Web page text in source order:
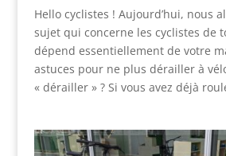
Hello cyclistes ! Aujourd’hui, nous
sujet qui concerne les cyclistes de
dépend essentiellement de votre
astuces pour ne plus dérailler à
« dérailler » ? Si vous avez déjà